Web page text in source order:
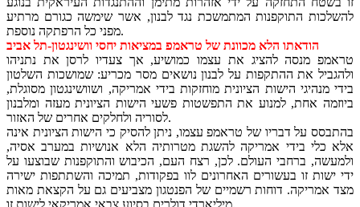
להשלכות התוקפנות המתמשכת נגד לבנון, אשר שימשה כגורם מרתיע
מפני כל הרפתקה נוספת.
הודאתו הלא מכוונת של טראמפ במציאות יחסי וושינגטון-תל אביב
טראמפ מנסה להציג את עצמו כמושיע, אך צעדיו לרסן את נתניהו
ולהגביל את ההתקפות על לבנון נושאים מסר מכריע: שמושכות השלטון
בידי מנהיגי הישות הציונית מוחזקות בידי אמריקה, ושוושינגטון מסוגלת,
ביוזמה אחת, למנוע את התפשטות פשעי הישות הציונית מעזה ומלבנון
לסוריה ולחלקים אחרים של האזור.
בהתבסס על דבריו של טראמפ עצמו, ניתן להסיק כי הישות הציונית אינה
אלא כלי בידי אמריקה להשגת מטרותיה הלא אנושיות במערב אסיה,
ולמעשה, ברחבי העולם. לכן, רצח העם, הכיבוש והתוקפנות שבוצעו על
ידי ישות זו בעשורים האחרונים לוו בפקודות, תמיכה והשתתפות ישירה
מצד אמריקה. דוחות רשמיים של הפנטגון מצביעים גם על הקצאת מאות
מיליארדי דולרים בסיוע צבאי אמריקאי לישות זו.